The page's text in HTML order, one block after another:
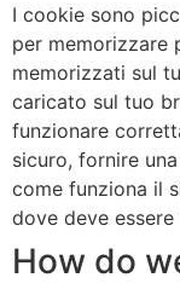
I cookie sono
per memorizzare
memorizzati sul
caricato sul tuo
funzionare
sicuro, fornire
come funziona il
dove deve
How do